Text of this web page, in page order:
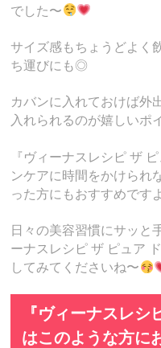
でした〜
サイズ感もちょうどよく
ち運びにも◎
カバンに入れておけば外
入れられるのが嬉しいポ
『ヴィーナスレシピ ザ
ンケアに時間をかけられ
った方にもおすすめです
日々の美容習慣にサッと
ーナスレシピ ザ ピュア
してみてくださいね〜
『ヴィーナスレシ
はこのような方に